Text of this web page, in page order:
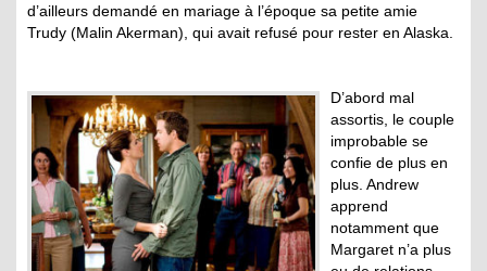
d’ailleurs demandé en mariage à l’époque sa petite amie
Trudy (Malin Akerman), qui avait refusé pour rester en Alaska.
D’abord mal
assortis, le couple
improbable se
confie de plus en
plus. Andrew
apprend
notamment que
Margaret n’a plus